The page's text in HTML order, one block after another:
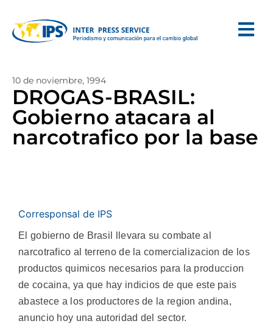
10 de noviembre, 1994
DROGAS-BRASIL:
Gobierno atacara al
narcotrafico por la base
Corresponsal de IPS
El gobierno de Brasil llevara su combate al
narcotrafico al terreno de la comercializacion de los
productos quimicos necesarios para la produccion
de cocaina, ya que hay indicios de que este pais
abastece a los productores de la region andina,
anuncio hoy una autoridad del sector.